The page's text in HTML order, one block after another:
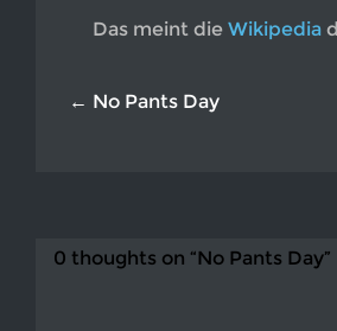
Das meint die Wikipedia
← No Pants Day
0 thoughts on “No Pants Day”